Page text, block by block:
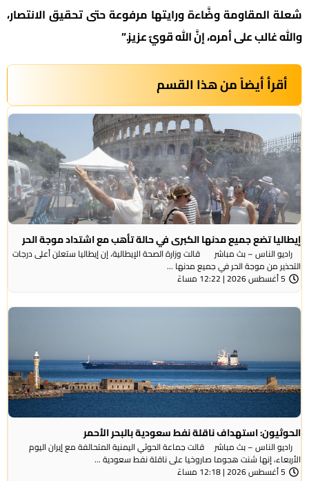
شعلة المقاومة وضَّاءة ورايتها مرفوعة حتى تحقيق الانتصار،
والله غالب على أمره، إنَّ الله قويٌ عزيز.”
أقرأ أيضاً من هذا القسم
إيطاليا تضع جميع مدنها الكبرى في حالة تأهب مع اشتداد موجة الحر
راديو الناس – بث مباشر قالت وزارة الصحة الإيطالية، إن إيطاليا ستعلن أعلى درجات
التحذير من موجة ​الحر في جميع مدنها ...
5 أغسطس 2026 | 12:22 مساءً
الحوثيون: استهداف ناقلة نفط سعودية بالبحر الأحمر
راديو الناس – بث مباشر قالت جماعة الحوثي ​اليمنية المتحالفة ​مع إيران اليوم
الأربعاء، ⁠إنها شنت ​هجوما صاروخيا على ​ناقلة نفط سعودية ...
5 أغسطس 2026 | 12:18 مساءً